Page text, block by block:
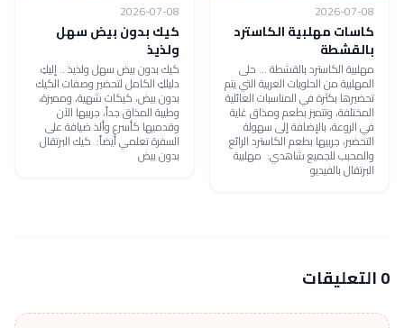
2026-07-08
كاسات مهلبية الكاسترد
بالقشطة
مهلبية الكاسترد بالقشطة ... حلى
المهلبية من الحلويات العربية التي يتم
تحضيرها بكثرة في المناسبات العائلية
المختلفة، وتتميز بطعم ومذاق غاية
في الروعة، بالإضافة إلى سهولة
التحضير، جربيها بطعم الكاسترد الرائع
والمحبب للجميع شاهدي: مهلبية
البرتقال بالفيديو
2026-07-08
كيك بدون بيض سهل
ولذيذ
كيك بدون بيض سهل ولذيذ .. إليكِ
دليلكِ الكامل لتحضير وصفات الكيك
بدون بيض، كيكات شهية، ومميزة،
وطيبة المذاق جداً، جربيها الآن
وقدميها كأسرع وألذ ضيافة على
السفرة تعلمي أيضاً: كيك البرتقال
بدون بيض
0 التعليقات